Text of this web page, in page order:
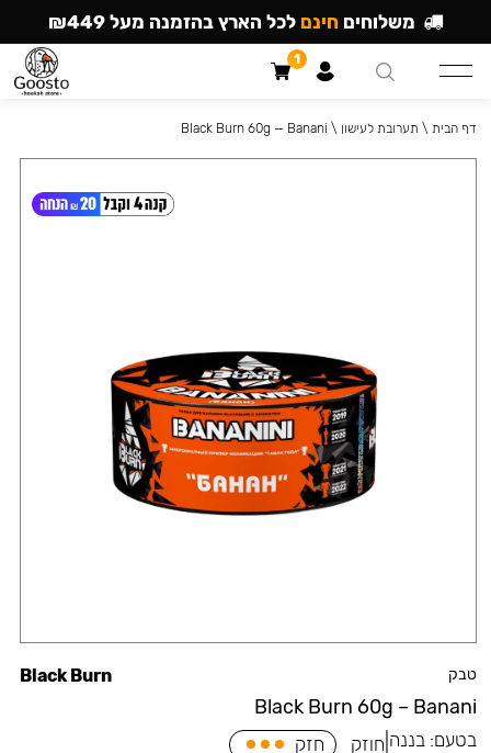
טבק
Black Burn 60g – Banani
Black Burn
בטעם:בננה חוזק חזק
דף הבית \ תערובת לעישון \
Black Burn 60g — Banani
משלוחים חינם לכל הארץ בהזמנה מעל ₪449
1